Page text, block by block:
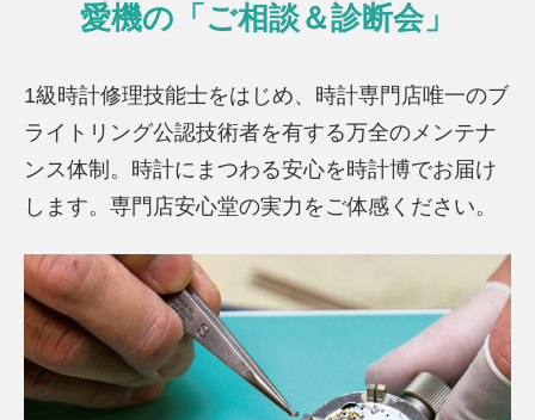
愛機の「ご相談＆診断会」
1級時計修理技能士をはじめ、時計専門店唯一のブ
ライトリング公認技術者を有する万全のメンテナ
ンス体制。時計にまつわる安心を時計博でお届け
します。専門店安心堂の実力をご体感ください。